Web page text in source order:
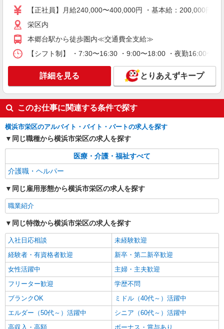
職業紹介
株式会社kotrio /●YK-S-2098299
≪大船駅≫高月給25万円〜＋賞与｜住宅型有
給：200,000円〜220,000円 ・資格手当：10,000〜
30,000円 ・役職手当：10,000〜70,000円 ・処遇改
善手当：20,000〜60,000円（勤続年数、保有資格
により変動） ・固定残業手当：20,000円（10時
間） ※固定残業時間を超過する場合には超過勤務
手当として別途支給 ・夜勤手当：10,000円/1回
（上記給与とは別に支給） 下記資格をお持ちの方
歓迎 ・認知症介護基礎研修 ・初任者研修 ・実務
者研修 ・介護福祉士 など
神奈川県横浜市栄区
キープ
職業紹介
株式会社kotrio /●YK-S-2083278
住宅型有料老人ホームSTAFF＊負担少なめで
資格勉強と両立可♪
給：200,000円〜220,000円 ・資格手当：10,000〜
30,000円 ・役職手当：10,000〜70,000円 ・処遇改
善手当：20,000〜60,000円（勤続年数、保有資格
間） ※固定残業時間を超過する場合には超過勤務
手当として別途支給 ・夜勤手当：10,000円/1回
（上記給与とは別に支給） 下記資格をお持ちの方
歓迎 ・認知症介護基礎研修 ・初任者研修 ・実務
者研修 ・介護福祉士 など
栄区内
キープ 詳細を見る
派遣社員
株式会社トラストグロース 新宿本社 第2営業部
小規模多機能での介護士
時給：1500円
神奈川県横浜市栄区
キープ 詳細を見る
【正社員】月給240,000〜400,000円 ・基本給：200,000円
栄区内
本郷台駅から徒歩圏内≪交通費全支給≫
【シフト制】 ・7:30〜16:30 ・9:00〜18:00 ・夜勤16:00
詳細を見る とりあえずキープ
このお仕事に関連する条件で探す
横浜市栄区のアルバイト・バイト・パートの求人を探す
同じ職種から横浜市栄区の求人を探す
医療・介護・福祉すべて
介護職・ヘルパー
同じ雇用形態から横浜市栄区の求人を探す
職業紹介
同じ特徴から横浜市栄区の求人を探す
入社日応相談
未経験歓迎
経験者・有資格者歓迎
新卒・第二新卒歓迎
女性活躍中
主婦・主夫歓迎
フリーター歓迎
学歴不問
ブランクOK
ミドル（40代～）活躍中
エルダー（50代～）活躍中
シニア（60代～）活躍中
高収入・高額
ボーナス・賞与あり